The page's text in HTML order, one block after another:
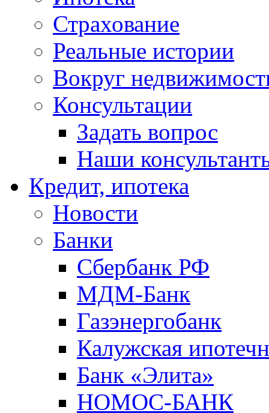
Страхование
Реальные истории
Вокруг
Консультации
Задать вопрос
Наши
Кредит, ипотека
Новости
Банки
Сбербанк РФ
МДМ-Банк
Газэнергобанк
Калужская
Банк «Элита»
НОМОС-БАНК